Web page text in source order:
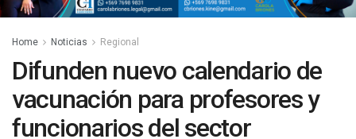
Home Noticias Regional
Difunden nuevo calendario de
vacunación para profesores y
funcionarios del sector